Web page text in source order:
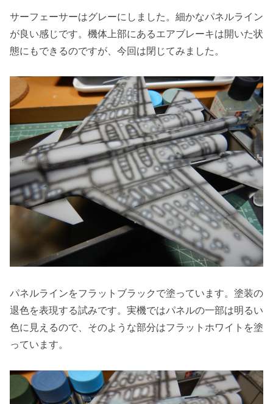
サーフェーサーはグレーにしました。細かなパネルライン
が良い感じです。機体上部にあるエアブレーキは開いた状
態にもできるのですが、今回は閉じてみました。
パネルラインをフラットブラックで塗っています。塗装の
退色を表現する試みです。実機ではパネルの一部は明るい
色に見えるので、そのような部分はフラットホワイトを塗
っています。